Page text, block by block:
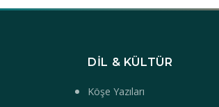
DIL & KÜLTÜR
Köşe Yazıları